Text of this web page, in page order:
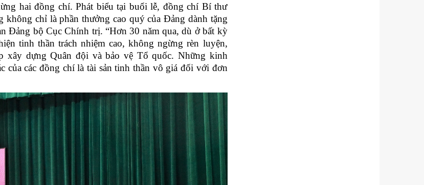
hai đồng chí. Phát biểu tại buổi lễ, đồng chí Bí thư
chỉ là phần thưởng cao quý của Đảng dành tặng
Đảng bộ Cục Chính trị. “Hơn 30 năm qua, dù ở bất kỳ
tinh thần trách nhiệm cao, không ngừng rèn luyện,
xây dựng Quân đội và bảo vệ Tổ quốc. Những kinh
các đồng chí là tài sản tinh thần vô giá đối với đơn